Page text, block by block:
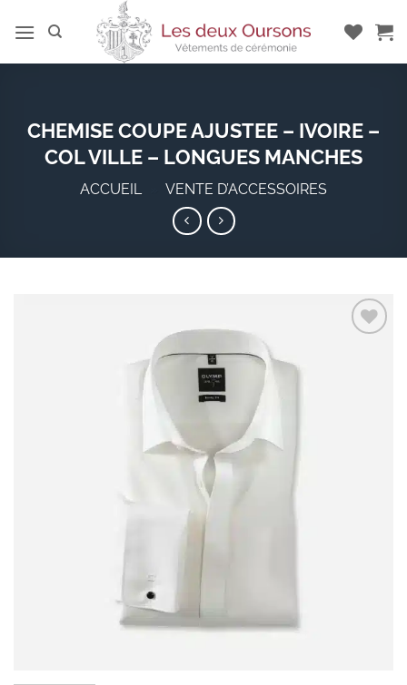
au
CHEMISE COUPE AJUSTEE – IVOIRE –
COL VILLE – LONGUES MANCHES
ACCUEIL VENTE D’ACCESSOIRES